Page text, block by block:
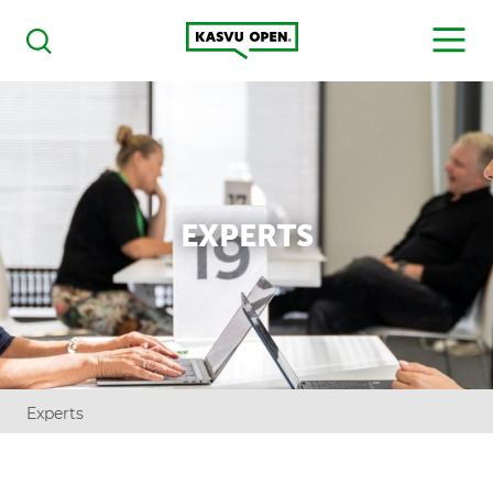
Haku
Kasvu Open
MENU
EXPERTS
Experts